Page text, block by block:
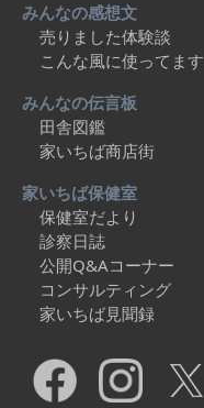
みんなの感想文
売りました体験談
こんな風に使ってます
みんなの伝言板
田舎図鑑
家いちば商店街
家いちば保健室
保健室だより
診察日誌
公開Q&Aコーナー
コンサルティング
家いちば見聞録